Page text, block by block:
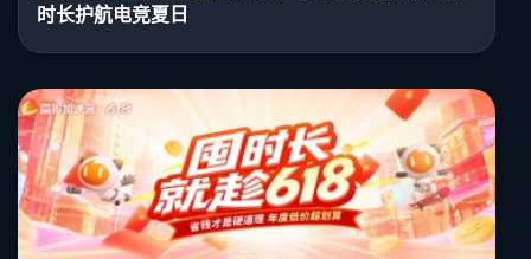
时长护航电竞夏日